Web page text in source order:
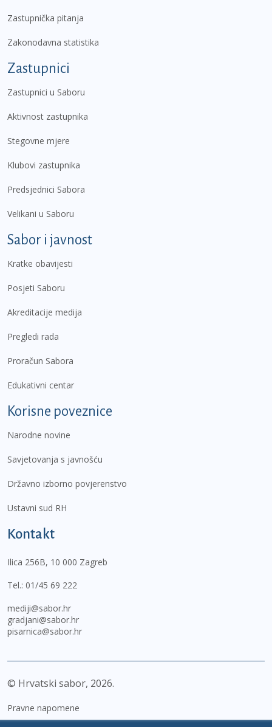
Zastupnička pitanja
Zakonodavna statistika
Zastupnici
Zastupnici u Saboru
Aktivnost zastupnika
Stegovne mjere
Klubovi zastupnika
Predsjednici Sabora
Velikani u Saboru
Sabor i javnost
Kratke obavijesti
Posjeti Saboru
Akreditacije medija
Pregledi rada
Proračun Sabora
Edukativni centar
Korisne poveznice
Narodne novine
Savjetovanja s javnošću
Državno izborno povjerenstvo
Ustavni sud RH
Kontakt
Ilica 256B, 10 000 Zagreb
Tel.: 01/45 69 222
mediji@sabor.hr
gradjani@sabor.hr
pisarnica@sabor.hr
© Hrvatski sabor, 2026
Pravne napomene